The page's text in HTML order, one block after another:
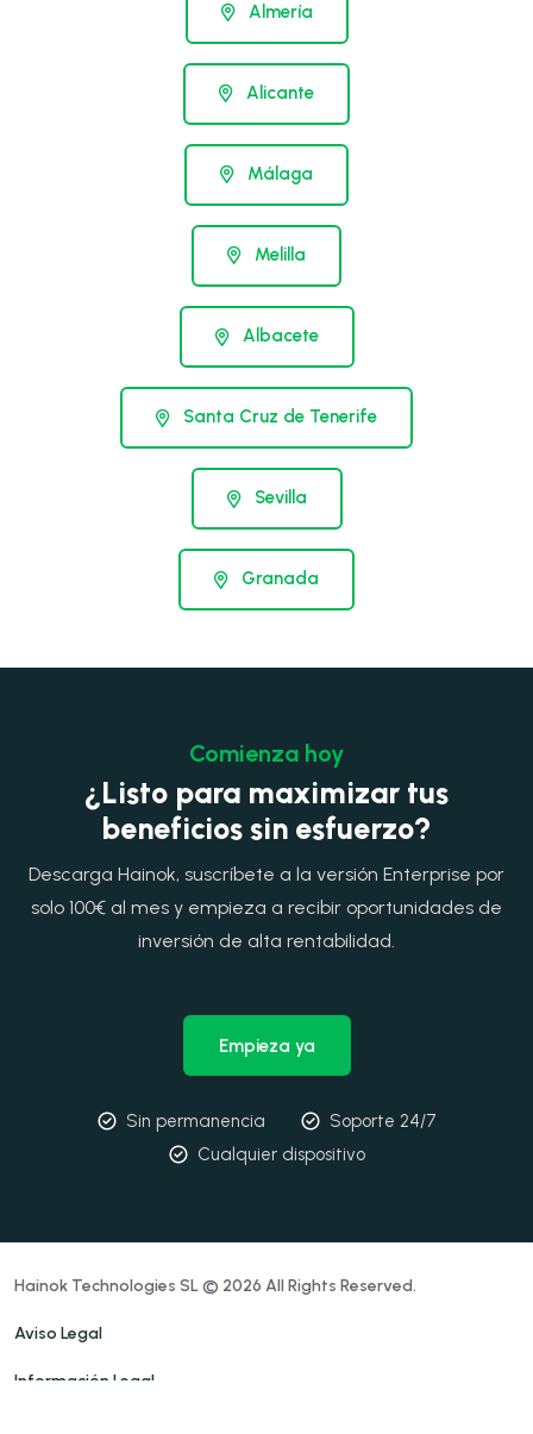
Almería
Alicante
Málaga
Melilla
Albacete
Santa Cruz de Tenerife
Sevilla
Granada
Comienza hoy
¿Listo para maximizar tus
beneficios sin esfuerzo?
Descarga Hainok, suscríbete a la versión Enterprise por
solo 100€ al mes y empieza a recibir oportunidades de
inversión de alta rentabilidad.
Empieza ya
Sin permanencia
Soporte 24/7
Cualquier dispositivo
Hainok Technologies SL © 2026 All Rights Reserved.
Aviso Legal
Información Legal